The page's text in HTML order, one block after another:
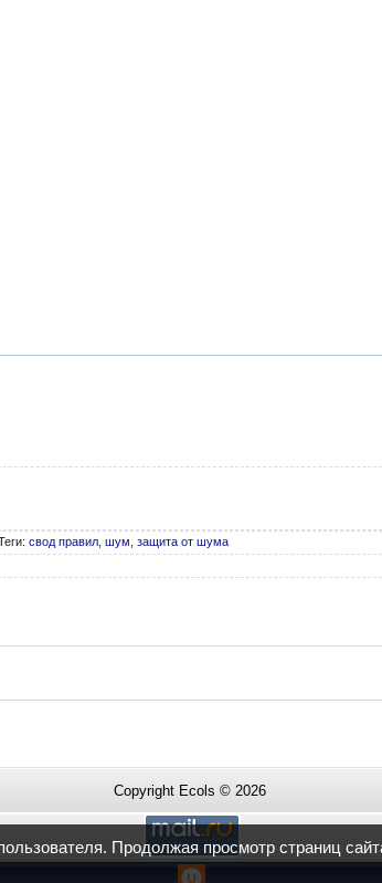
: свод правил шум защита от шума
Copyright Ecols © 2026
Продолжая просмотр страниц